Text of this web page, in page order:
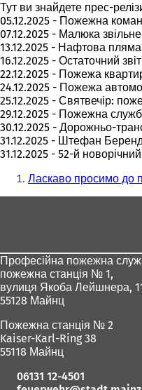
Тут ви знайдете прес-
05.12.2025 - Пожежна
07.12.2025 - Малюка
13.12.2025 - Нафтова
16.12.2025 - Остаточний
22.12.2025 - Пожежа
24.12.2025 - Пожежа
25.12.2025 - Святвечір:
29.12.2025 - Пожежна
30.12.2025 - Дорожньо-
31.12.2025 - Штефан
31.12.2025 - 52-й
Ти
тут:
Ласкаво просимо до
Професійна пожежна
пожежна станція № 1,
вулиця Якоба Лейшнера,
55128 Майнц
Пожежна станція № 2
Kaiser-Karl-Ring 38
55118 Майнц
06131 12-4501